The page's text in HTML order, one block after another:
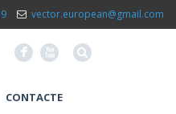
vector.european@gmail.com
F X
CONTACTE